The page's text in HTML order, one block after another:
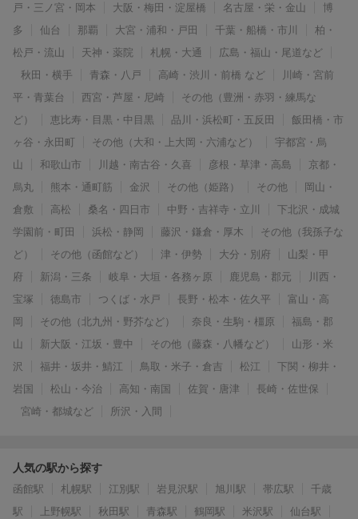
戸・三ノ宮・岡本
大阪・梅田・淀屋橋 名古屋・栄・金山
博
多
仙台 那覇 大宮・浦和・戸田 千葉・船橋・市川
柏・
松戸・流山
天神・薬院 札幌・大通
広島・福山・尾道など
秋田・横手
青森・八戸 高崎・渋川・前橋 など
川崎・宮前
平・青葉台
西宮・芦屋・尼崎
その他（豊洲・赤羽・練馬な
ど）
恵比寿・目黒・中目黒 品川・浜松町・五反田
飯田橋・市
ヶ谷・永田町
その他（大和・上大岡・六浦など）
宇都宮・烏
山
和歌山市 川越・南古谷・久喜 彦根・草津・高島
京都・
烏丸
熊本・通町筋 金沢 その他（姫路） その他
岡山・
倉敷
高松 桑名・四日市 中野・吉祥寺・立川
下北沢・成城
学園前・町田
浜松・静岡 藤沢・鎌倉・厚木
その他（我孫子な
ど）
その他（函館など） 津・伊勢 大分・別府
山梨・甲
府
新潟・三条 岐阜・大垣・各務ヶ原 鹿児島・郡元
川西・
宝塚
徳島市 つくば・水戸 長野・松本・佐久平
富山・高
岡
その他（北九州・野芥など） 奈良・生駒・橿原
福島・郡
山
新大阪・江坂・豊中 その他（藤森・八幡など）
山形・米
沢
福井・坂井・鯖江 鳥取・米子・倉吉 松江
下関・柳井・
岩国
松山・今治 高知・南国 佐賀・唐津
長崎・佐世保
宮崎・都城など
所沢・入間
人気の駅から探す
函館駅 札幌駅 江別駅 岩見沢駅 旭川駅 帯広駅
千歳
駅
上野幌駅 秋田駅 青森駅 鶴岡駅 米沢駅
仙台駅